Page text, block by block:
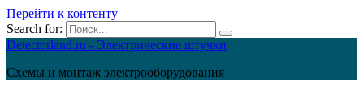
Перейти к контенту
Search for:
Detectorland.ru - Электрические штучки
Схемы и монтаж электрооборудования